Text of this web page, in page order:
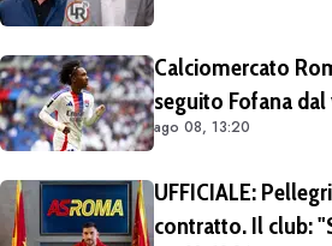
Calciomercato
seguito Fofana
occasioni. Costa
ago 08, 13:20
UFFICIALE:
contratto. Il club: